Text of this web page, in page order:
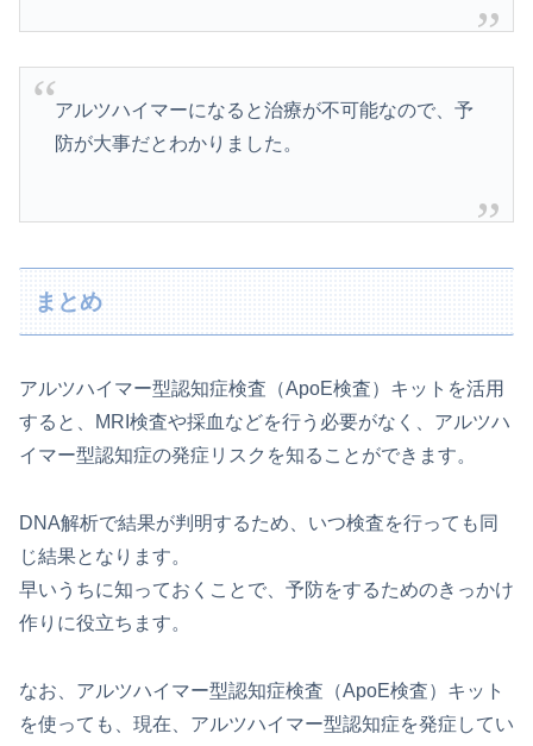
アルツハイマーになると治療が不可能なので、予
防が大事だとわかりました。
まとめ
アルツハイマー型認知症検査（ApoE検査）キットを活用
すると、MRI検査や採血などを行う必要がなく、アルツハ
イマー型認知症の発症リスクを知ることができます。
DNA解析で結果が判明するため、いつ検査を行っても同
じ結果となります。
早いうちに知っておくことで、予防をするためのきっかけ
作りに役立ちます。
なお、アルツハイマー型認知症検査（ApoE検査）キット
を使っても、現在、アルツハイマー型認知症を発症してい